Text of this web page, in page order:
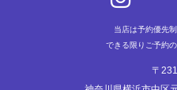
当店は予約優先
できる限りご予約
〒